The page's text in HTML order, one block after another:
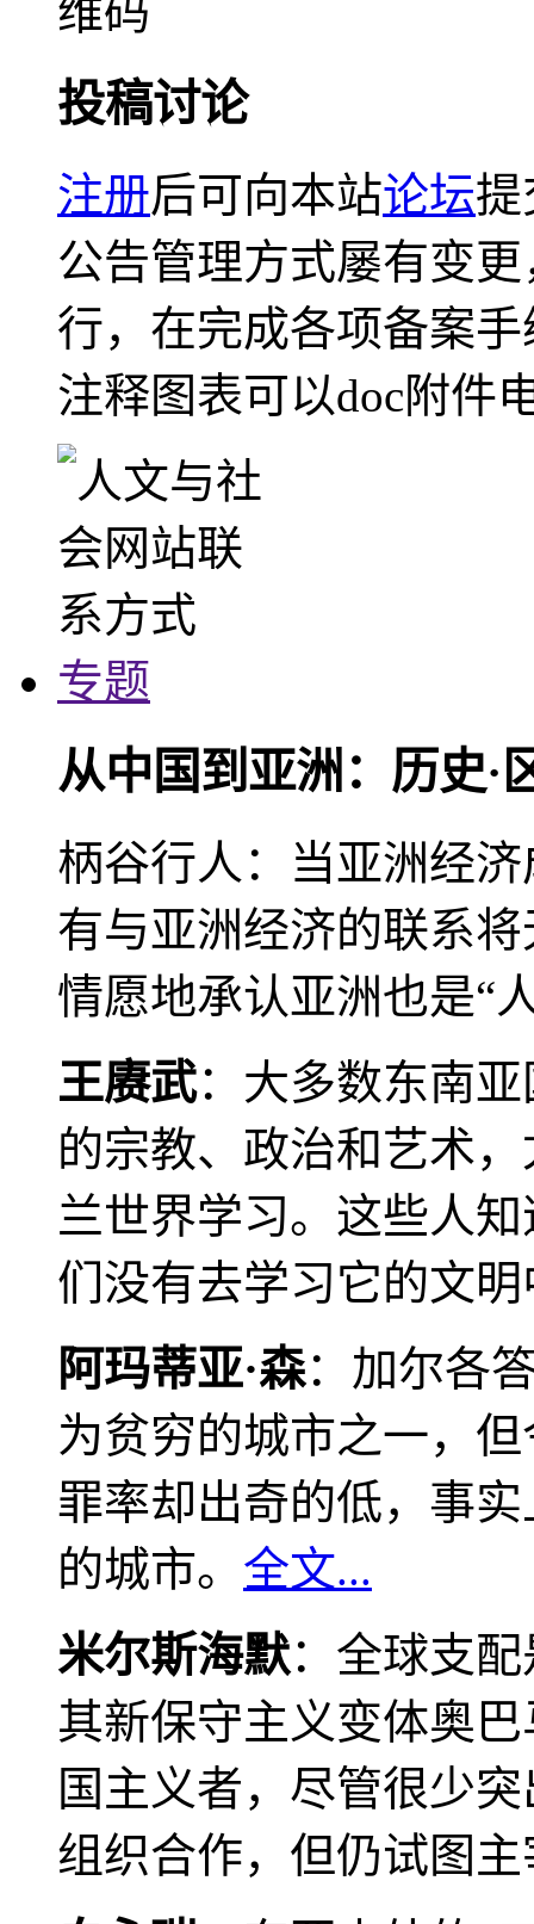
投稿讨论
注册后可向本站论坛提
公告管理方式屡有变
行，在完成各项备案
注释图表可以doc附件
专题
从中国到亚洲：历史·
柄谷行人：当亚洲经
有与亚洲经济的联系
情愿地承认亚洲也是“
王赓武：大多数东南
的宗教、政治和艺术
兰世界学习。这些人
们没有去学习它的文
阿玛蒂亚·森：加尔各
为贫穷的城市之一，
罪率却出奇的低，事
的城市。 全文...
米尔斯海默：全球支
其新保守主义变体奥
国主义者，尽管很少
组织合作，但仍试图